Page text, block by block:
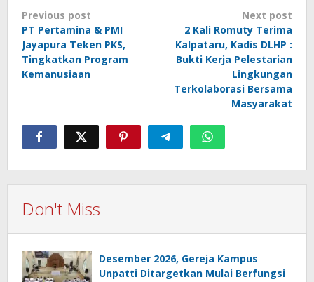
Post
navigation
Previous post
PT Pertamina & PMI
Jayapura Teken PKS,
Tingkatkan Program
Kemanusiaan
Next post
2 Kali Romuty Terima
Kalpataru, Kadis DLHP :
Bukti Kerja Pelestarian
Lingkungan
Terkolaborasi Bersama
Masyarakat
Don't Miss
Desember 2026, Gereja Kampus
Unpatti Ditargetkan Mulai Berfungsi